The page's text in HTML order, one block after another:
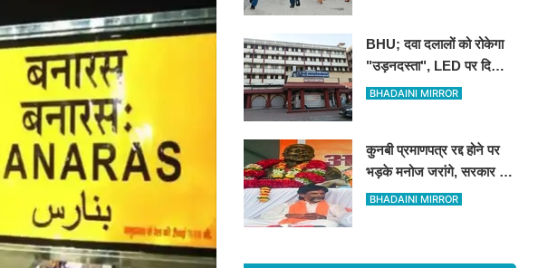
BHU; दवा दलालों को रोकेगा
"उड़नदस्ता", LED पर दिखाई
जाएगी फर्जीवाड़ा करने वालों की
BHADAINI MIRROR
कुनबी प्रमाणपत्र रद्द होने पर
भड़के मनोज जरांगे, सरकार पर
लगाया साजिश का आरोप
BHADAINI MIRROR